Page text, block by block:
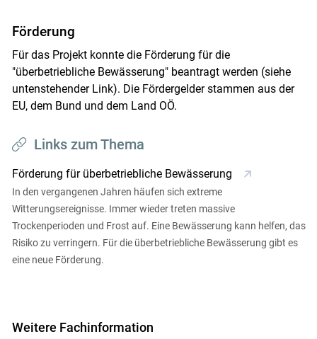
Förderung
Für das Projekt konnte die Förderung für die
"überbetriebliche Bewässerung" beantragt werden (siehe
untenstehender Link). Die Fördergelder stammen aus der
EU, dem Bund und dem Land OÖ.
Links zum Thema
Förderung für überbetriebliche Bewässerung
In den vergangenen Jahren häufen sich extreme
Witterungsereignisse. Immer wieder treten massive
Trockenperioden und Frost auf. Eine Bewässerung kann helfen, das
Risiko zu verringern. Für die überbetriebliche Bewässerung gibt es
eine neue Förderung.
Weitere Fachinformation